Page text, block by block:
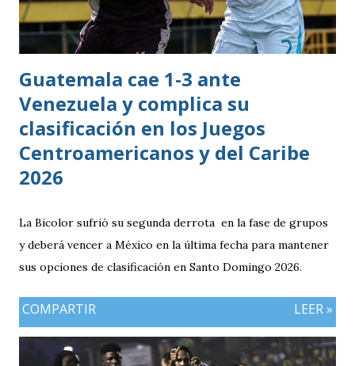
Bicolor a llegar a la última jornada pendiente de otros
resultados, particularmente del de Honduras vs. Panamá.
Guatemala cae 1-3 ante
Venezuela y complica su
clasificación en los Juegos
Centroamericanos y del Caribe
2026
La Bicolor sufrió su segunda derrota en la fase de grupos
y deberá vencer a México en la última fecha para mantener
sus opciones de clasificación en Santo Domingo 2026.
COMPARTIR LEER »